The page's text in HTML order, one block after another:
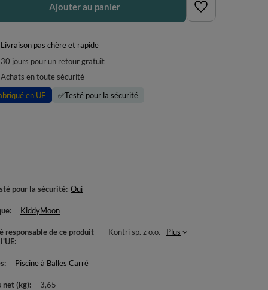
Ajouter au panier
Livraison pas chère et rapide
30 jours pour un retour gratuit
Achats en toute sécurité
en UE ✅Testé pour la sécurité
pour la sécurité Oui
KiddyMoon
responsable de ce produit
Kontri sp. z o.o. Plus
Piscine à Balles Carré
net (kg) 3,65